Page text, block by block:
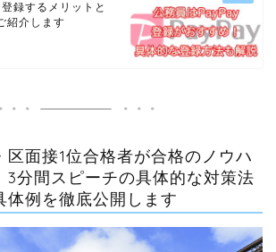
録するメリットと
紹介します
区面接1位合格者が合格のノウハ
3分間スピーチの具体的な対策法
体例を徹底公開します